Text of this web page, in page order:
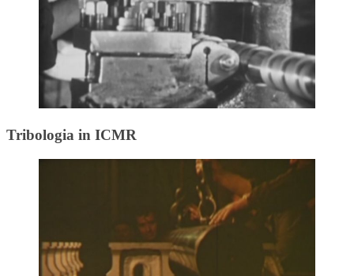
Tribologia in ICMR